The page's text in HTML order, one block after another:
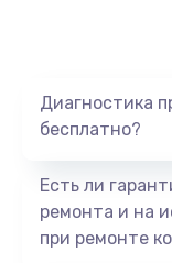
Диагностика
бесплатно?
Есть ли
ремонта и на
при ремонте